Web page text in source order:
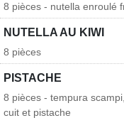
8 pièces - nutella enroulé
NUTELLA AU KIWI
8 pièces
PISTACHE
8 pièces - tempura
cuit et pistache